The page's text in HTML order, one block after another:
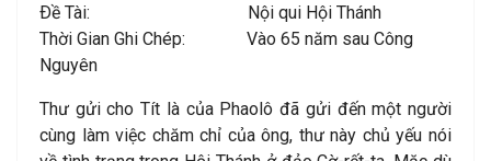
Ðề Tài: Nội qui Hội Thánh
Thời Gian Ghi Chép: Vào 65 năm sau Công
Nguyên
Thư gửi cho Tít là của Phaolô đã gửi đến một người
cùng làm việc chăm chỉ của ông, thư này chủ yếu nói